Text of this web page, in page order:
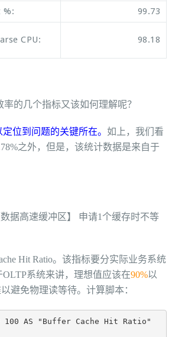
%:
99.73
CPU: 98.18
的几个指标又该如何理解呢？
位到问题的关键所在。 如上，我们看
之外，但是，该统计数据是来自于
数据高速缓冲区】 申请1个缓存时不等
Hit Ratio。该指标要分实际业务系统
系统来讲，理想值应该在90%以
避免物理读等待。计算脚本：
+ cons.value))) * 100